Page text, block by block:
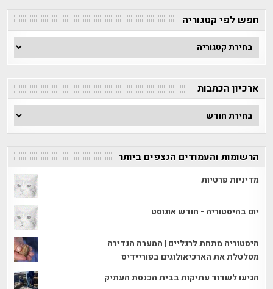
חפש לפי קטגוריה
חפש
לפי
ארכיון הכתבות
ארכיון
הכתבות
הרשומות והעמודים הנצפים ביותר
מדיניות פרטיות
יום בהיסטוריה - חודש אוגוסט
היסטוריה מתחת לרגליים | המערה הנדירה
מטלטלת את הארכיאולוגים בפוריידיס
הגיעו לשדוד עתיקות בבית הכנסת העתיק